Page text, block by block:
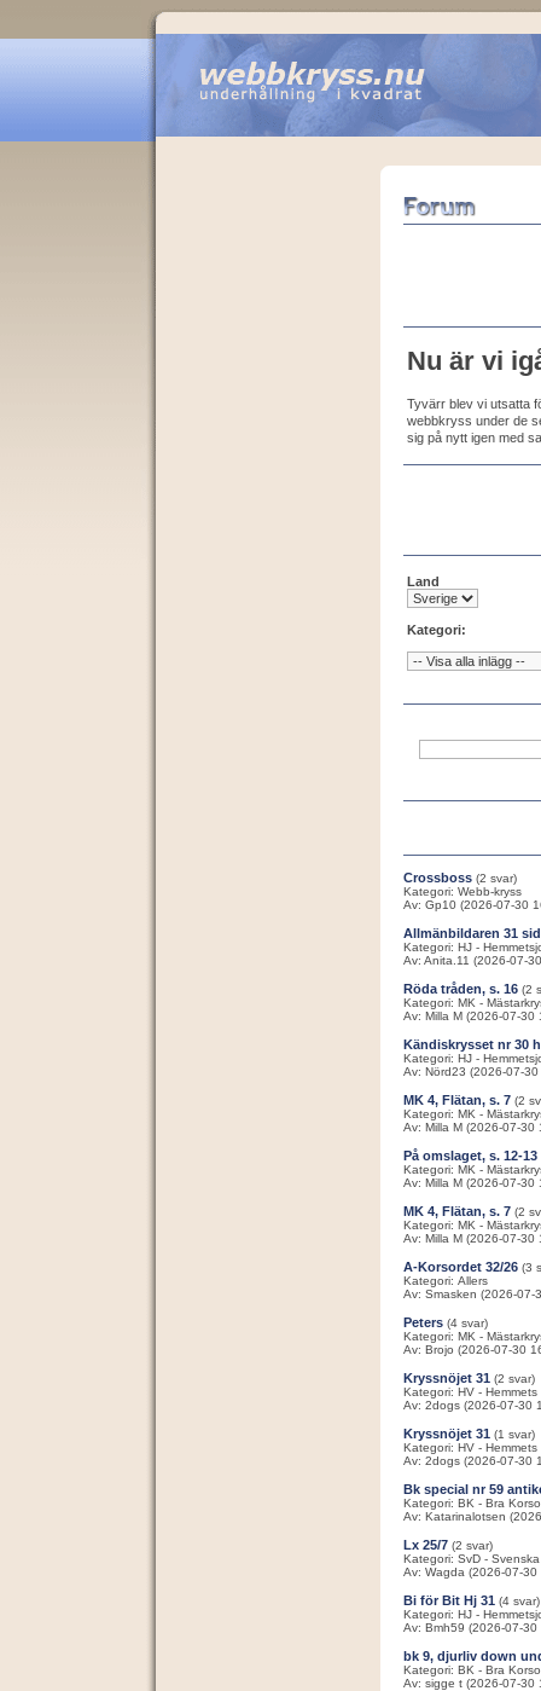
Nu är vi
Tyvärr blev vi utsatta
webbkryss under de
sig på nytt igen med
Land
Kategori:
Crossboss (2 svar)
Kategori: Webb-kryss
Av: Gp10 (2026-07-30
Allmänbildaren 31 sid
Kategori: HJ -
Av: Anita.11 (2026-07-
Röda tråden, s. 16 (2
Kategori: MK -
Av: Milla M (2026-07-30
Kändiskrysset nr 30
Kategori: HJ -
Av: Nörd23 (2026-07-
MK 4, Flätan, s. 7 (2
Kategori: MK -
Av: Milla M (2026-07-30
På omslaget, s. 12-13
Kategori: MK -
Av: Milla M (2026-07-30
MK 4, Flätan, s. 7 (2
Kategori: MK -
Av: Milla M (2026-07-30
A-Korsordet 32/26 (3
Kategori: Allers
Av: Smasken (2026-07-
Peters (4 svar)
Kategori: MK -
Av: Brojo (2026-07-30
Kryssnöjet 31 (2 svar)
Kategori: HV - Hemmets
Av: 2dogs (2026-07-30
Kryssnöjet 31 (1 svar)
Kategori: HV - Hemmets
Av: 2dogs (2026-07-30
Bk special nr 59
Kategori: BK - Bra
Av: Katarinalotsen
Lx 25/7 (2 svar)
Kategori: SvD -
Av: Wagda (2026-07-30
Bi för Bit Hj 31 (4 svar)
Kategori: HJ -
Av: Bmh59 (2026-07-30
bk 9, djurliv down
Kategori: BK - Bra
Av: sigge t (2026-07-30